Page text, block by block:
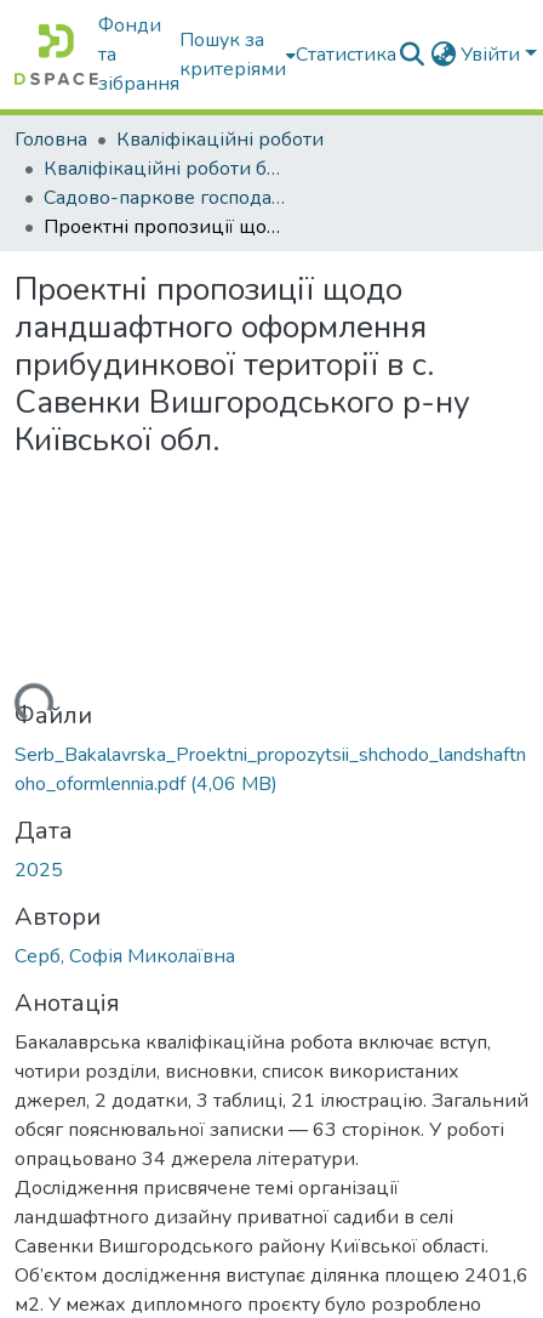
Фонди
та
зібрання
Пошук за
критеріями
Статистика Увійти
Головна
Кваліфікаційні роботи
Кваліфікаційні роботи бакалаврів
Садово-паркове господарство
Проектні пропозиції щодо ландшафтного оформлення прибудинкової території в с. Савенки Вишгородського р-ну Київської обл.
Проектні пропозиції щодо
ландшафтного оформлення
прибудинкової території в с.
Савенки Вишгородського р-ну
Київської обл.
Файли
Serb_Bakalavrska_Proektni_propozytsii_shchodo_landshaftn
oho_oformlennia.pdf(4,06 MB)
Дата
2025
Автори
Серб, Софія Миколаївна
Анотація
Бакалаврська кваліфікаційна робота включає вступ,
чотири розділи, висновки, список використаних
джерел, 2 додатки, 3 таблиці, 21 ілюстрацію. Загальний
обсяг пояснювальної записки — 63 сторінок. У роботі
опрацьовано 34 джерела літератури.
Дослідження присвячене темі організації
ландшафтного дизайну приватної садиби в селі
Савенки Вишгородського району Київської області.
Об’єктом дослідження виступає ділянка площею 2401,6
м2. У межах дипломного проєкту було розроблено